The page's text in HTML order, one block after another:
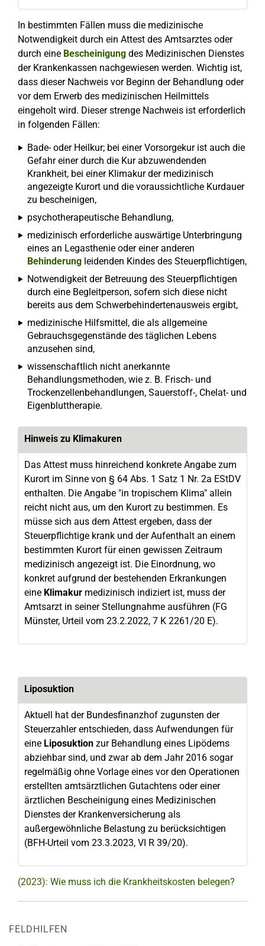
In bestimmten Fällen muss die medizinische
Notwendigkeit durch ein Attest des Amtsarztes oder
durch eine Bescheinigung des Medizinischen Dienstes
der Krankenkassen nachgewiesen werden. Wichtig ist,
dass dieser Nachweis vor Beginn der Behandlung oder
vor dem Erwerb des medizinischen Heilmittels
eingeholt wird. Dieser strenge Nachweis ist erforderlich
in folgenden Fällen:
Bade- oder Heilkur; bei einer Vorsorgekur ist auch die
Gefahr einer durch die Kur abzuwendenden
Krankheit, bei einer Klimakur der medizinisch
angezeigte Kurort und die voraussichtliche Kurdauer
zu bescheinigen,
psychotherapeutische Behandlung,
medizinisch erforderliche auswärtige Unterbringung
eines an Legasthenie oder einer anderen
Behinderung leidenden Kindes des Steuerpflichtigen,
Notwendigkeit der Betreuung des Steuerpflichtigen
durch eine Begleitperson, sofern sich diese nicht
bereits aus dem Schwerbehindertenausweis ergibt,
medizinische Hilfsmittel, die als allgemeine
Gebrauchsgegenstände des täglichen Lebens
anzusehen sind,
wissenschaftlich nicht anerkannte
Behandlungsmethoden, wie z. B. Frisch- und
Trockenzellenbehandlungen, Sauerstoff-, Chelat- und
Eigenbluttherapie.
Hinweis zu Klimakuren
Das Attest muss hinreichend konkrete Angabe zum
Kurort im Sinne von § 64 Abs. 1 Satz 1 Nr. 2a EStDV
enthalten. Die Angabe "in tropischem Klima" allein
reicht nicht aus, um den Kurort zu bestimmen. Es
müsse sich aus dem Attest ergeben, dass der
Steuerpflichtige krank und der Aufenthalt an einem
bestimmten Kurort für einen gewissen Zeitraum
medizinisch angezeigt ist. Die Einordnung, wo
konkret aufgrund der bestehenden Erkrankungen
eine Klimakur medizinisch indiziert ist, muss der
Amtsarzt in seiner Stellungnahme ausführen (FG
Münster, Urteil vom 23.2.2022, 7 K 2261/20 E).
Liposuktion
Aktuell hat der Bundesfinanzhof zugunsten der
Steuerzahler entschieden, dass Aufwendungen für
eine Liposuktion zur Behandlung eines Lipödems
abziehbar sind, und zwar ab dem Jahr 2016 sogar
regelmäßig ohne Vorlage eines vor den Operationen
erstellten amtsärztlichen Gutachtens oder einer
ärztlichen Bescheinigung eines Medizinischen
Dienstes der Krankenversicherung als
außergewöhnliche Belastung zu berücksichtigen
(BFH-Urteil vom 23.3.2023, VI R 39/20).
(2023): Wie muss ich die Krankheitskosten belegen?
FELDHILFEN